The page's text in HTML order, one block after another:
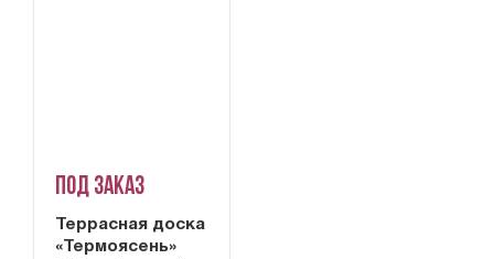
Под заказ
Террасная доска
«Термоясень»